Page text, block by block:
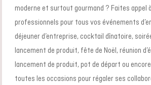
moderne et surtout gourmand ? Faites appel
professionnels pour tous vos événements
déjeuner d’entreprise, cocktail dînatoire,
lancement de produit, fête de Noël, réunion
lancement de produit, pot de départ ou
toutes les occasions pour régaler ses